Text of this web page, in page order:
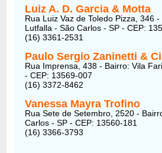
Luiz A. D. Garcia & Motta
Rua Luiz Vaz de Toledo Pizza, 346
Lutfalla - São Carlos - SP - CEP:
(16) 3361-2531
Paulo Sergio Zaninetti &
Rua Imprensa, 438 - Bairro: Vila
- CEP: 13569-007
(16) 3372-8462
Vanessa Mayra Trofino
Rua Sete de Setembro, 2520 -
Carlos - SP - CEP: 13560-181
(16) 3366-3793